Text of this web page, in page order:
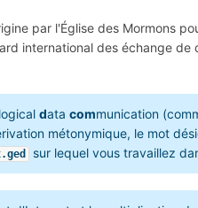
par l'Église des Mormons
international des échange
data communication
métonymique, le mot
sur lequel vous travaillez